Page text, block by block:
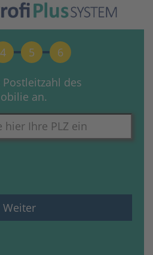
4 5 6
des
an.
Weiter